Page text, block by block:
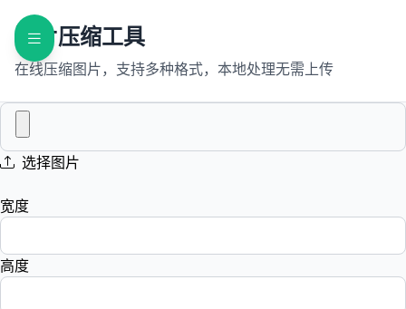
图片压缩工具
在线压缩图片，支持多种格式，本地处理无需上传
选择图片
宽度
高度